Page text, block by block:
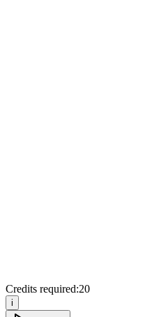
Credits required:20
i